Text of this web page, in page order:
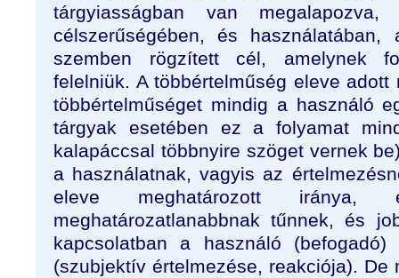
tárgyiasságban van
célszerűségében, és
szemben rögzített cél, amelynek
felelniük. A többértelműség eleve
többértelműséget mindig a használó
tárgyak esetében ez a folyamat
kalapáccsal többnyire szöget vernek
a használatnak, vagyis az
eleve meghatározott iránya,
meghatározatlanabbnak tűnnek, és
kapcsolatban a használó (befogadó)
(szubjektív értelmezése, reakciója). De